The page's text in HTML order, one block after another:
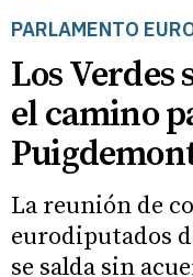
PARLAMENTO
Los Verdes
el camino
La reunión de
eurodiputados
se salda sin